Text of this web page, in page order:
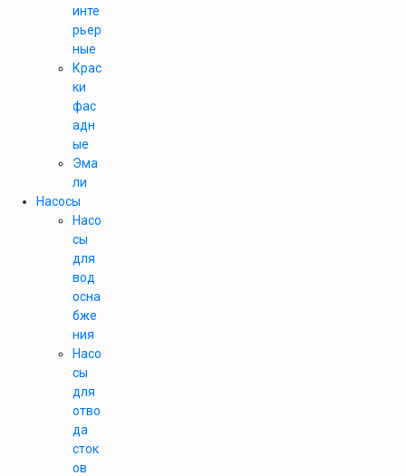
инте
рьер
ные
Крас
ки
фас
адн
ые
Эма
ли
Насосы
Насо
сы
для
вод
осна
бже
ния
Насо
сы
для
отво
да
сток
ов